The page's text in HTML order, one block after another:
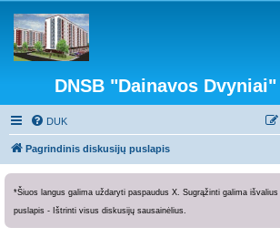
DNSB "Dainavos
DUK
Pagrindinis diskusijų puslapis
*Šiuos langus galima uždaryti paspaudus X. Sugrąžinti galima
puslapis - Ištrinti visus diskusijų sausainėlius.